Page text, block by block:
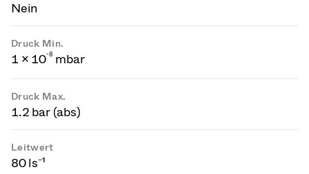
Nein
Druck Min.
1 × 10-8 mbar
Druck Max.
1.2 bar (abs)
Leitwert
80 ls⁻¹